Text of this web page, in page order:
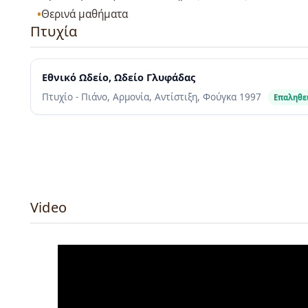
Θερινά μαθήματα
Πτυχία
Εθνικό Ωδείο, Ωδείο Γλυφάδας
Πτυχίο - Πιάνο, Αρμονία, Αντίστιξη, Φούγκα 1997
Video